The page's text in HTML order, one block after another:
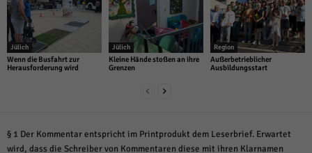
Jülich
Wenn die Busfahrt zur
Herausforderung wird
Jülich
Kleine Hände stoßen an ihre
Grenzen
Region
Außerbetrieblicher
Ausbildungsstart
§ 1 Der Kommentar entspricht im Printprodukt dem Leserbrief. Erwartet
wird, dass die Schreiber von Kommentaren diese mit ihren Klarnamen